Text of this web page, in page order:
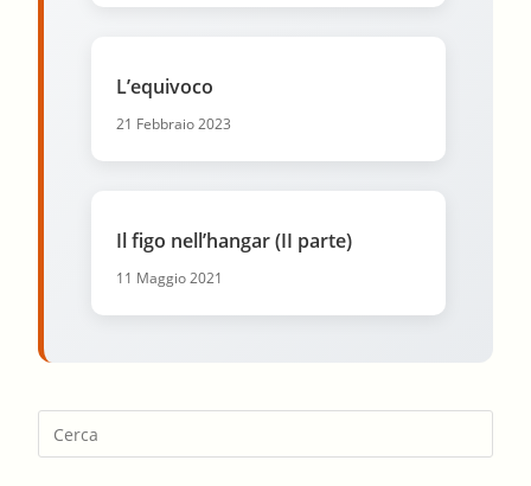
L’equivoco
21 Febbraio 2023
Il figo nell’hangar (II parte)
11 Maggio 2021